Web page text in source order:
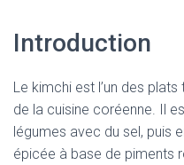
Introduction
Le kimchi est l’un des
de la cuisine coréenne. Il
légumes avec du sel, puis
épicée à base de piments